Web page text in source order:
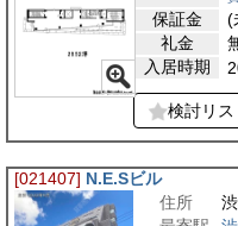
保証金
(
礼金
入居時期
検討リス
[021407] N.E.Sビル
住所